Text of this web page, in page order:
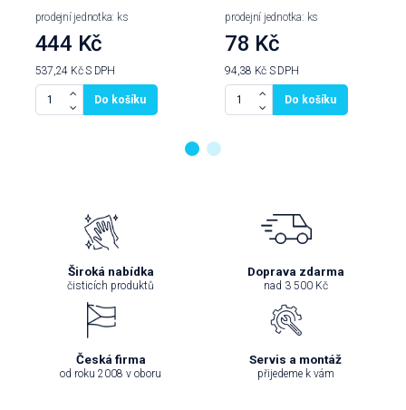
prodejní jednotka: ks
444 Kč
537,24 KčS DPH
Do košíku
prodejní jednotka: ks
78 Kč
94,38 Kč S DPH
Do košíku
Široká nabídka
čisticích produktů
Doprava zdarma
nad 3 500 Kč
Česká firma
od roku 2008 v oboru
Servis a montáž
přijedeme k vám